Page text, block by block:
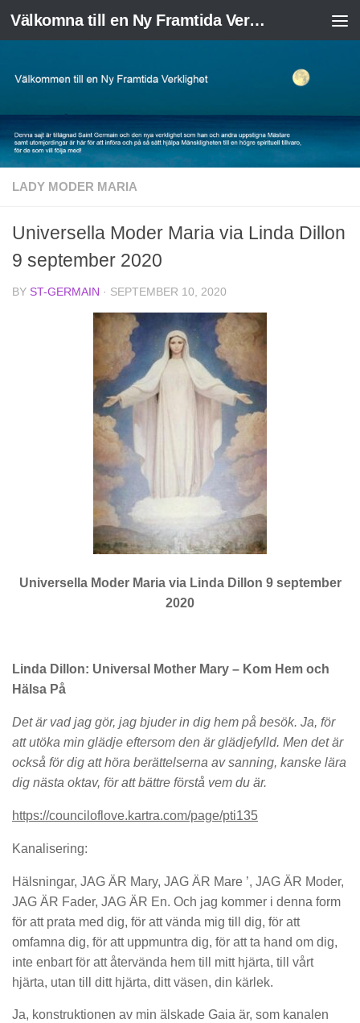
Skip to content Välkomna till en Ny Framtida Verklighet
LADY MODER MARIA
Universella Moder Maria via Linda Dillon
9 september 2020
BY ST-GERMAIN · SEPTEMBER 10, 2020
Universella Moder Maria via Linda Dillon 9 september
2020
Linda Dillon: Universal Mother Mary – Kom Hem och
Hälsa På
Det är vad jag gör, jag bjuder in dig hem på besök. Ja, för
att utöka min glädje eftersom den är glädjefylld. Men det är
också för dig att höra berättelserna av sanning, kanske lära
dig nästa oktav, för att bättre förstå vem du är.
https://counciloflove.kartra.com/page/pti135
Kanalisering:
Hälsningar, JAG ÄR Mary, JAG ÄR Mare ’, JAG ÄR Moder,
JAG ÄR Fader, JAG ÄR En. Och jag kommer i denna form
för att prata med dig, för att vända mig till dig, för att
omfamna dig, för att uppmuntra dig, för att ta hand om dig,
inte enbart för att återvända hem till mitt hjärta, till vårt
hjärta, utan till ditt hjärta, ditt väsen, din kärlek.
Ja, konstruktionen av min älskade Gaia är, som kanalen